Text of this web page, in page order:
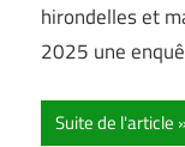
hirondelles et
2025 une
Suite de l'article